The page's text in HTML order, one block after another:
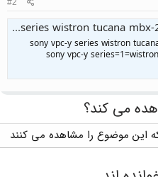
sony vpc-y series wistron tucana mbx-238 mbx-244 revsb schematic
sony vpc-y series wistron
sony vpc-y
می کند؟